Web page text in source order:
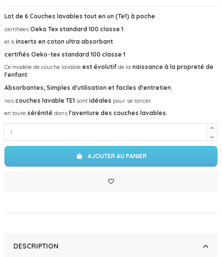
Lot de 6 Couches lavables tout en un (Te1) à poche
certifiées Oeko Tex standard 100 classe 1
et 6 inserts en coton ultra absorbant
certifiés Oeko-tex standard 100 classe 1
Ce modèle de couche lavable est évolutif de la naissance à la propreté de
l'enfant.
Absorbantes, Simples d'utilisation et faciles d'entretien
nos couches lavable TE1 sont idéales pour se lancer
en toute sérénité dans l'aventure des couches lavables.
AJOUTER AU PANIER
DESCRIPTION